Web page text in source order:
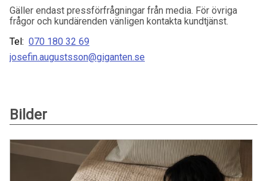
Gäller endast pressförfrågningar från media. För övriga
frågor och kundärenden vänligen kontakta kundtjänst.
Tel: 070 180 32 69
josefin.augustsson@giganten.se
Bilder